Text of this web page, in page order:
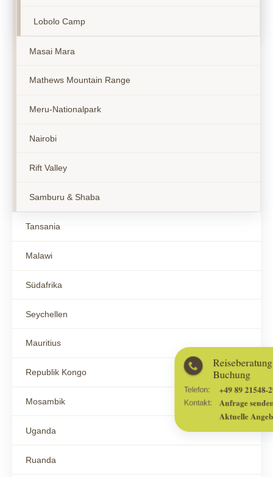
Reiseberatung und
Buchung
Telefon: +49 89 21548-2999
Anfrage senden
Aktuelle Angebote
Lobolo Camp
Masai Mara
Mathews Mountain Range
Meru-Nationalpark
Nairobi
Rift Valley
Samburu & Shaba
Tansania
Malawi
Südafrika
Seychellen
Mauritius
Republik Kongo
Mosambik
Uganda
Ruanda